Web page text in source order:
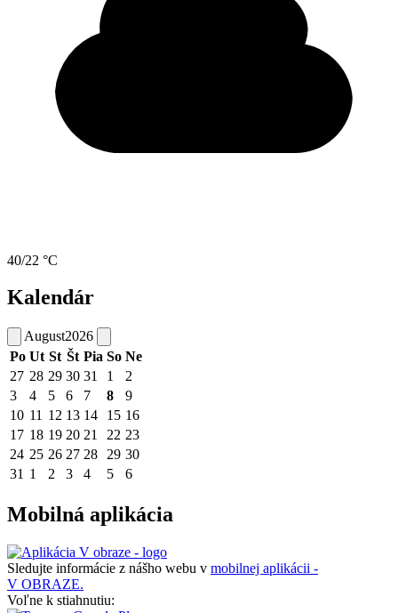
40/22 °C
Kalendár
August2026
Po Ut St Št Pia So Ne
27 28 29 30 31 1
2
3
4 5 6 7 8
9
10 11 12 13 14 15 16
17 18 19 20 21 22 23
24 25 26 27 28 29 30
31 1 2 3 4 5 6
Mobilná aplikácia
Sledujte informácie z nášho webu v mobilnej aplikácii -
V OBRAZE.
Voľne k stiahnutiu: